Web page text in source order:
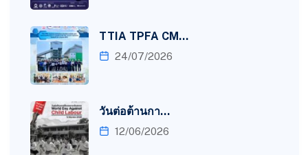
TTIA TPFA CM…
24/07/2026
วันต่อต้านกา…
12/06/2026